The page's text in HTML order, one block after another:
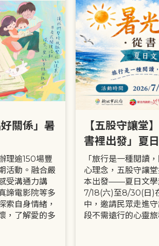
好關係」暑
理逾150場豐
活動。融合嚴
受溝通力講
諦電影院等多
索自身情緒，
，了解愛的多
【五股守讓堂
書裡出發」夏
活動
「旅行是一種閱讀
心理念，五股守讓
本出發——夏日文學
7/18(六)至8/30(日)
中，邀請民眾走進
段不需遠行的心靈旅